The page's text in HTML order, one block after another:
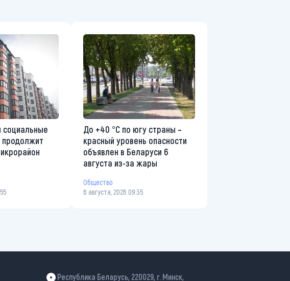
социальные
продолжит
До +40 °С по югу страны –
красный уровень опасности
объявлен в Беларуси 6
августа из-за жары
Общество
6 августа, 2026 09:35
Республика Беларусь, 220029, г. Минск,